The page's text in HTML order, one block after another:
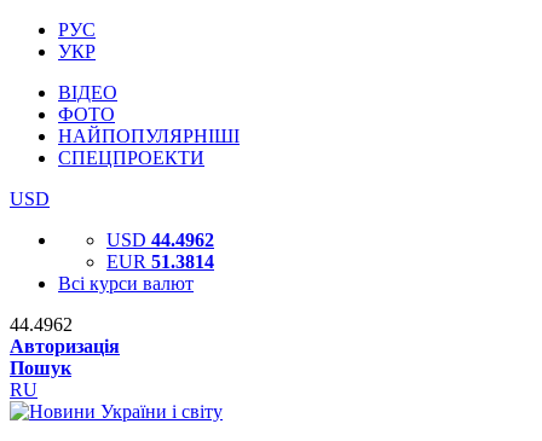
РУС
УКР
ВІДЕО
ФОТО
НАЙПОПУЛЯРНІШІ
СПЕЦПРОЕКТИ
USD
USD 44.4962
EUR 51.3814
Всі курси валют
44.4962
Авторизація
Пошук
RU